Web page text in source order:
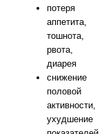
потеря
аппетита,
тошнота,
рвота,
диарея
снижение
половой
активности,
ухудшение